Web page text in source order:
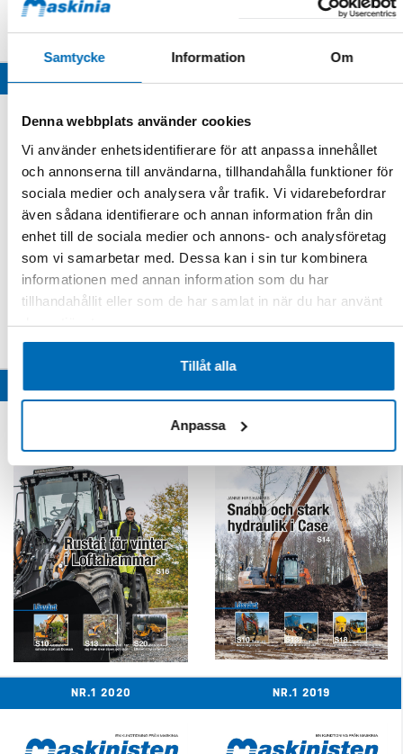
Samtycke Information Om
Denna webbplats använder cookies
Vi använder enhetsidentifierare för att anpassa innehållet
och annonserna till användarna, tillhandahålla funktioner för
sociala medier och analysera vår trafik. Vi vidarebefordrar
även sådana identifierare och annan information från din
enhet till de sociala medier och annons- och analysföretag
som vi samarbetar med. Dessa kan i sin tur kombinera
informationen med annan information som du har
tillhandahållit eller som de har samlat in när du har använt
deras tjänster.
Tillåt alla
Anpassa
NR.1 2020 NR.1 2019